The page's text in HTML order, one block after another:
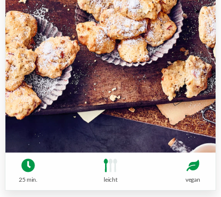
25 min. leicht vegan